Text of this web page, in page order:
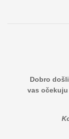
Dobro
vas očekuju